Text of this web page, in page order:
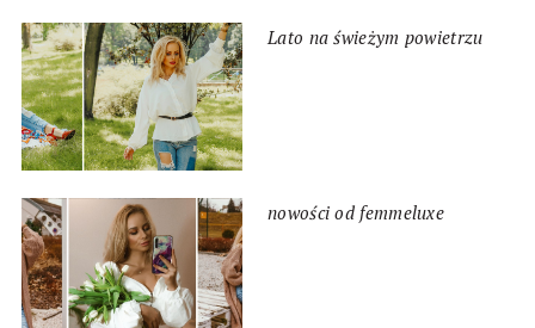
Lato na świeżym powietrzu
nowości od femmeluxe